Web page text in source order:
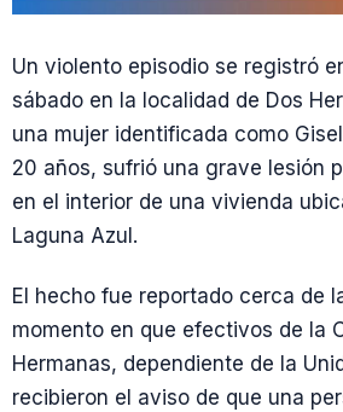
Un violento episodio se registró
sábado en la localidad de Dos
una mujer identificada como
20 años, sufrió una grave lesión
en el interior de una vivienda
Laguna Azul.
El hecho fue reportado cerca de
momento en que efectivos de la
Hermanas, dependiente de la
recibieron el aviso de que una